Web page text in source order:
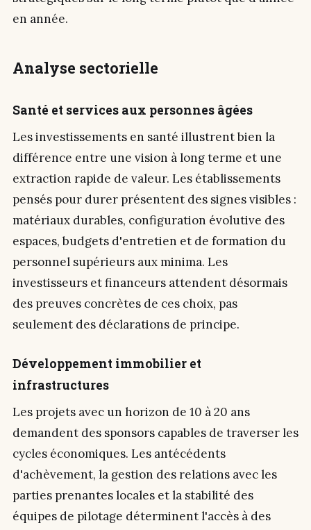
en année.
Analyse sectorielle
Santé et services aux personnes âgées
Les investissements en santé illustrent bien la
différence entre une vision à long terme et une
extraction rapide de valeur. Les établissements
pensés pour durer présentent des signes visibles :
matériaux durables, configuration évolutive des
espaces, budgets d'entretien et de formation du
personnel supérieurs aux minima. Les
investisseurs et financeurs attendent désormais
des preuves concrètes de ces choix, pas
seulement des déclarations de principe.
Développement immobilier et
infrastructures
Les projets avec un horizon de 10 à 20 ans
demandent des sponsors capables de traverser les
cycles économiques. Les antécédents
d'achèvement, la gestion des relations avec les
parties prenantes locales et la stabilité des
équipes de pilotage déterminent l'accès à des